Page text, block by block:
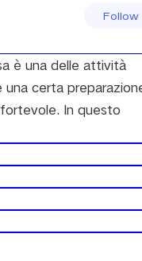
Follow
è una delle attività
certa
In questo